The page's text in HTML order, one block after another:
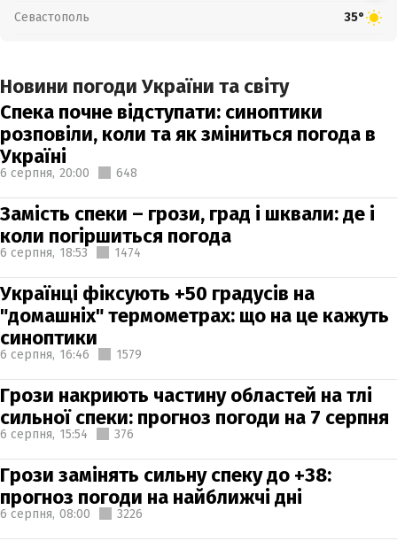
Севастополь 35°
Новини погоди України та світу
Спека почне відступати: синоптики
розповіли, коли та як зміниться погода в
Україні
6 серпня, 20:00 648
Замість спеки – грози, град і шквали: де і
коли погіршиться погода
6 серпня, 18:53 1474
Українці фіксують +50 градусів на
"домашніх" термометрах: що на це кажуть
синоптики
6 серпня, 16:46 1579
Грози накриють частину областей на тлі
сильної спеки: прогноз погоди на 7 серпня
6 серпня, 15:54 376
Грози замінять сильну спеку до +38:
прогноз погоди на найближчі дні
6 серпня, 08:00 3226